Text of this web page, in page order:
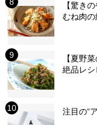
【驚き
むね肉
【夏野
絶品レシ
注目の“